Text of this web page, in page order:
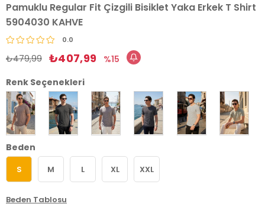
Pamuklu Regular Fit Çizgili Bisiklet Yaka Erkek T Shirt
5904030 KAHVE
0.0
₺479,99 ₺407,99
15
Renk Seçenekleri
Beden
S M L XL XXL
Beden Tablosu